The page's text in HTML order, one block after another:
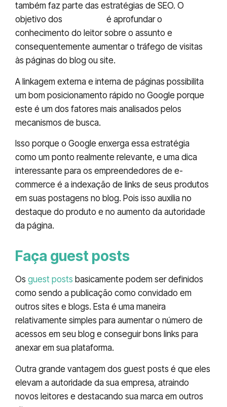
também faz parte das estratégias de SEO. O
objetivo dos
é aprofundar o
conhecimento do leitor sobre o assunto e
consequentemente aumentar o tráfego de visitas
às páginas do blog ou site.
A linkagem externa e interna de páginas possibilita
um bom posicionamento rápido no Google porque
este é um dos fatores mais analisados pelos
mecanismos de busca.
Isso porque o Google enxerga essa estratégia
como um ponto realmente relevante, e uma dica
interessante para os empreendedores de e-
commerce é a indexação de links de seus produtos
em suas postagens no blog. Pois isso auxilia no
destaque do produto e no aumento da autoridade
da página.
Faça guest posts
Os guest posts basicamente podem ser definidos
como sendo a publicação como convidado em
outros sites e blogs. Esta é uma maneira
relativamente simples para aumentar o número de
acessos em seu blog e conseguir bons links para
anexar em sua plataforma.
Outra grande vantagem dos guest posts é que eles
elevam a autoridade da sua empresa, atraindo
novos leitores e destacando sua marca em outros